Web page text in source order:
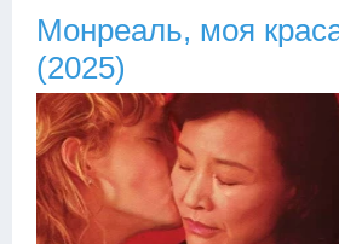
Монреаль, моя
(2025)